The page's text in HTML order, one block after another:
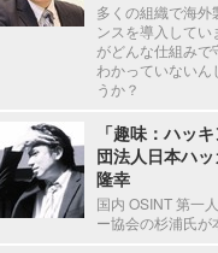
多くの組織で海外
ンスを導入してい
がどんな仕組みで
わかっていないん
うか？
「趣味：ハッ
団法人日本ハ
隆幸
国内 OSINT 第一
ー協会の杉浦氏が